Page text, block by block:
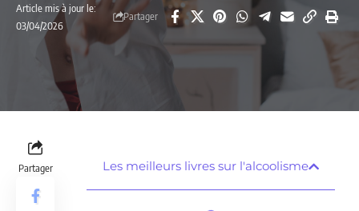
Article mis à jour le:
03/04/2026
Partager
Partager Les meilleurs livres sur l'alcoolisme